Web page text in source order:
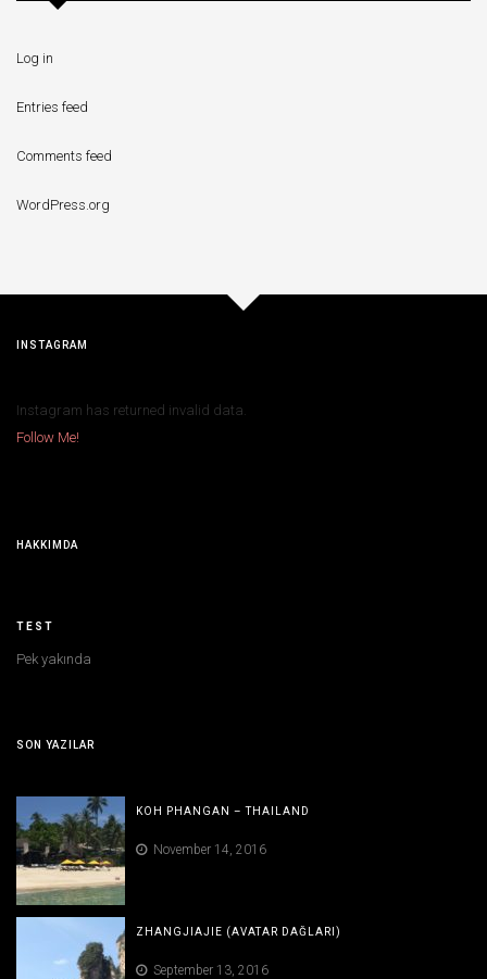
Log in
Entries feed
Comments feed
WordPress.org
INSTAGRAM
Instagram has returned invalid data.
Follow Me!
HAKKIMDA
TEST
Pek yakında
SON YAZILAR
KOH PHANGAN – THAILAND
November 14, 2016
ZHANGJIAJIE (AVATAR DAĞLARI)
September 13, 2016